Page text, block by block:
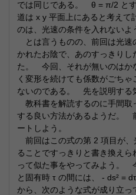
では同じである。 θ = π/2 と
道は x y 平面上にあると考え
のは、光速の条件を入れないよ
とは言うものの、前回は光速
かれたお陰で、あのすっきりし
た。 今回、それが無いのは
く変形を続けても係数がごち
ないのである。 先を説明する
教科書を解読するのに手間取
する良い方法があるようだ。
ートしよう。
前回はこの式の第 2 項目が、
ることですっきりと書き換え
って似た事をやってみよう。
と固有時 τ の間には、 - ds² =
から、次のような式が成り立っ